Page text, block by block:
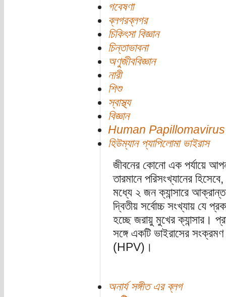
গবেষণা
ব্লগরব্লগর
চিকিৎসা বিজ্ঞান
চিন্তাভাবনা
অণুজীববিজ্ঞান
নারী
শিশু
স্বাস্থ্য
বিজ্ঞান
Human
হিউম্যান প্যাপিলোমা ভাইরাস
জীবনের কোনো এক পর্যায়ে
তারমানে পরিসংখ্যানের
মধ্যে ২ জন ক্যান্সারে
দ্বিতীয় সর্বোচ্চ সংখ্যায় যে
হচ্ছে জরায়ু মুখের ক্যান্সার।
সঙ্গে একটি ভাইরাসের
(HPV)।
অনার্য সঙ্গীত এর ব্লগ